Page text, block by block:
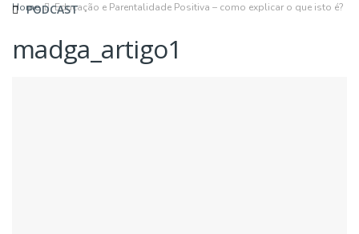
PODCAST
Home Educação e Parentalidade Positiva – como explicar o que isto é?
madga_artigo1